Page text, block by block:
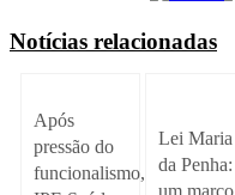
Notícias relacionadas
Após
pressão do
funcionalismo,
Lei Maria
da Penha: